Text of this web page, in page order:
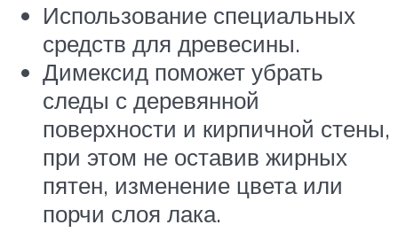
Использование специальных
средств для древесины.
Димексид поможет убрать
следы с деревянной
поверхности и кирпичной стены,
при этом не оставив жирных
пятен, изменение цвета или
порчи слоя лака.